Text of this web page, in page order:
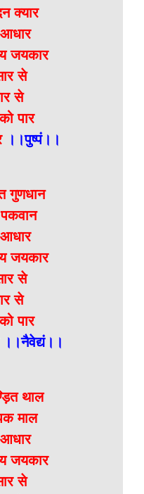
क्यार
आधार
जयकार
से
से
पार
।।पुष्पं।।
गुणधान
आधार
जयकार
से
से
पार
।।नैवेद्यं।।
थाल
माल
आधार
जयकार
से